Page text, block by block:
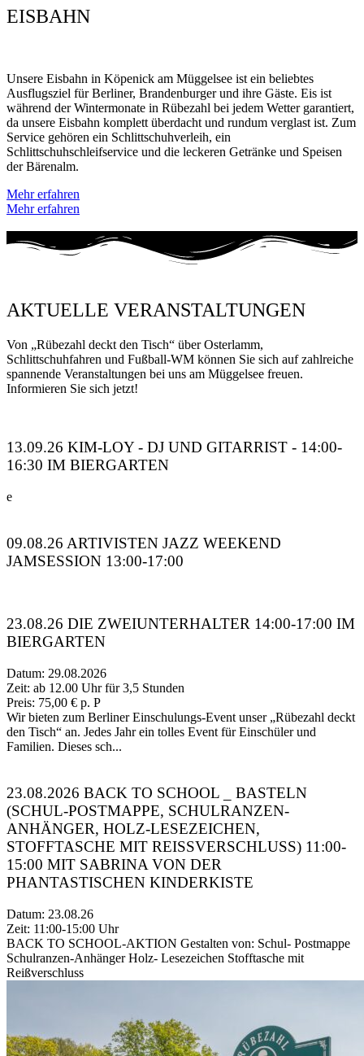
EISBAHN
Unsere Eisbahn in Köpenick am Müggelsee ist ein beliebtes
Ausflugsziel für Berliner, Brandenburger und ihre Gäste. Eis ist
während der Wintermonate in Rübezahl bei jedem Wetter garantiert,
da unsere Eisbahn komplett überdacht und rundum verglast ist. Zum
Service gehören ein Schlittschuhverleih, ein
Schlittschuhschleifservice und die leckeren Getränke und Speisen
der Bärenalm.
Mehr erfahren
Mehr erfahren
AKTUELLE VERANSTALTUNGEN
Von „Rübezahl deckt den Tisch“ über Osterlamm,
Schlittschuhfahren und Fußball-WM können Sie sich auf zahlreiche
spannende Veranstaltungen bei uns am Müggelsee freuen.
Informieren Sie sich jetzt!
13.09.26 KIM-LOY - DJ UND GITARRIST - 14:00-
16:30 IM BIERGARTEN
e
09.08.26 ARTIVISTEN JAZZ WEEKEND
JAMSESSION 13:00-17:00
23.08.26 DIE ZWEIUNTERHALTER 14:00-17:00 IM
BIERGARTEN
Datum: 29.08.2026
Zeit: ab 12.00 Uhr für 3,5 Stunden
Preis: 75,00 € p. P
Wir bieten zum Berliner Einschulungs-Event unser „Rübezahl deckt
den Tisch“ an. Jedes Jahr ein tolles Event für Einschüler und
Familien. Dieses sch...
23.08.2026 BACK TO SCHOOL _ BASTELN
(SCHUL-POSTMAPPE, SCHULRANZEN-
ANHÄNGER, HOLZ-LESEZEICHEN,
STOFFTASCHE MIT REISSVERSCHLUSS) 11:00-1
5:00 MIT SABRINA VON DER P
HANTASTISCHEN KINDERKISTE
Datum: 23.08.26
Zeit: 11:00-15:00 Uhr
BACK TO SCHOOL-AKTION Gestalten von: Schul- Postmappe
Schulranzen-Anhänger Holz- Lesezeichen Stofftasche mit
Reißverschluss